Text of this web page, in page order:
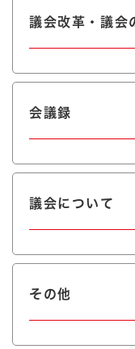
議会改革・議会
会議録
議会について
その他